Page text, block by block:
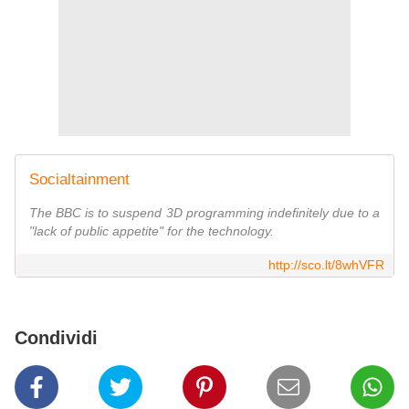
Socialtainment
The BBC is to suspend 3D programming indefinitely due to a
"lack of public appetite" for the technology.
http://sco.lt/8whVFR
Condividi